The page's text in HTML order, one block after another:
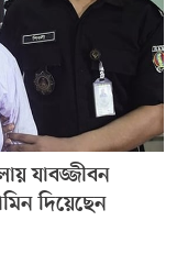
যাবজ্জীবন
দিয়েছেন